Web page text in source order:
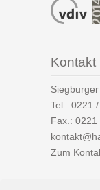
Kontakt
Tel.: 0221
Fax.:
Zum